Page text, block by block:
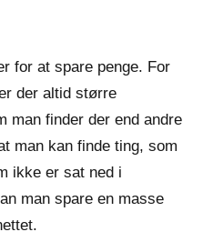
for at spare penge. For
der altid større
man finder der end andre
man kan finde ting, som
ikke er sat ned i
man spare en masse